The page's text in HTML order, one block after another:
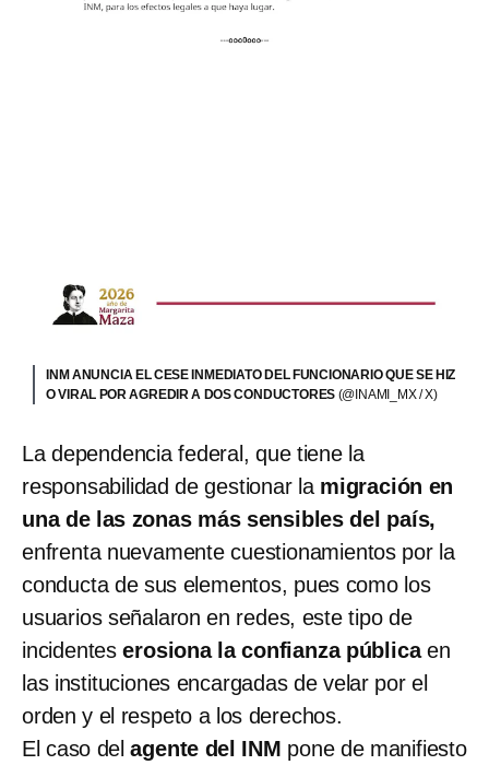
INM ANUNCIA EL CESE INMEDIATO DEL FUNCIONARIO QUE SE HIZ
O VIRAL POR AGREDIR A DOS CONDUCTORES (@INAMI_MX / X)
La dependencia federal, que tiene la
responsabilidad de gestionar la migración en
una de las zonas más sensibles del país,
enfrenta nuevamente cuestionamientos por la
conducta de sus elementos, pues como los
usuarios señalaron en redes, este tipo de
incidentes erosiona la confianza públicaen
las instituciones encargadas de velar por el
orden y el respeto a los derechos.
El caso del agente del INM pone de manifiesto